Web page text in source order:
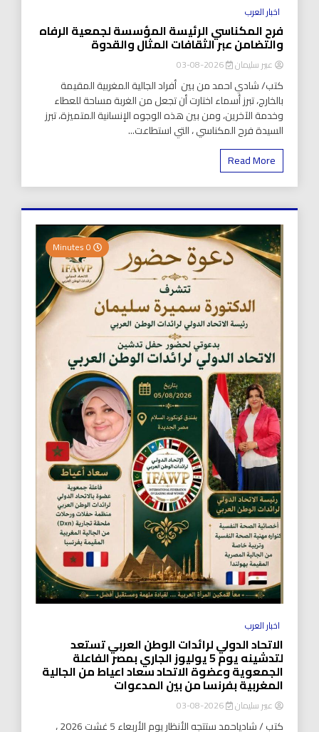
اخبار العرب
فرح المكناسي الرئيسة المؤسسة لجمعية الرفاه
والتضامن عبر الثقافات المثال والقدوة
عبير سليمان 2026-08-03
كتب/ شادي احمد من بين أفراد الجالية المغربية المقيمة
بالخارج، تبرز أسماء اختارت أن تجعل من الغربة مساحة للعطاء
وخدمة الآخرين، ومن بين هذه الوجوه الإنسانية المتميزة، تبرز
السيدة فرح المكناسي ، التي استطاعت...
Read More
اخبار العرب
الاتحاد الدولي لرائدات الوطن العربي تستعد
لتدشينه يوم 5 يوليوز الجاري بمصر الفاعلة
الجمعوية وعضوة الاتحاد سعاد اعياط من الجالية
المغربية بفرنسا من بين المدعوات
عبير سليمان 2026-08-03
كتب / شادياحمد ستتجه الأنظار يوم الأربعاء 5 غشت 2026 ،